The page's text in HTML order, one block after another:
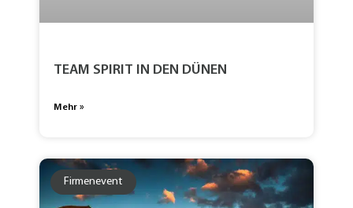
TEAM SPIRIT IN DEN DÜNEN
Mehr »
Firmenevent